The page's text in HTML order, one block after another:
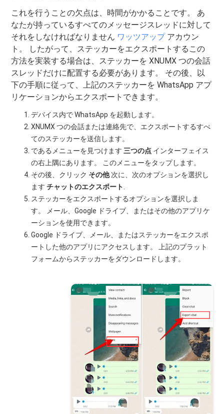
これを行うことの欠点は、時間がかかることです。 あ
なたが持っているすべてのメッセージスレッドに対して
それをしなければなりません ワッツアップアカウン
ト。 したがって、ステッカーをエクスポートするこの
方法を実装する場合は、ステッカーを XNUMX つの会話
スレッドだけに配置する必要があります。 その後、以
下の手順に従って、上記のステッカーを WhatsApp アプ
リケーションからエクスポートできます。
デバイス内で WhatsApp を起動します。
XNUMX つの会話または連絡先で、エクスポートするすべ
てのステッカーを送信します。
であるメニューを見つけます 三つの点 インターフェイス
の右上隅にあります。 このメニューをタップします。
その後、クリック その他次に、次のオプションを選択し
ますチャットのエクスポート
ステッカーをエクスポートするオプションを選択しま
す。 メール、Google ドライブ、またはその他のアプリケ
ーションを使用できます。
Google ドライブ、メール、またはステッカーをエクスポ
ートした他のアプリにアクセスします。 上記のプラット
フォームからステッカーをダウンロードします。